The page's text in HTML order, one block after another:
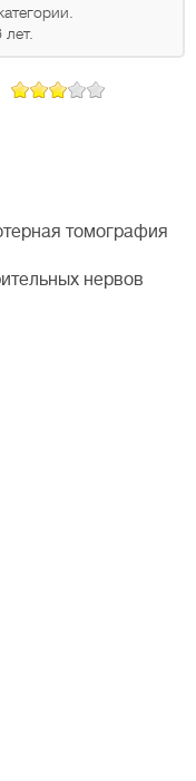
томография
нервов